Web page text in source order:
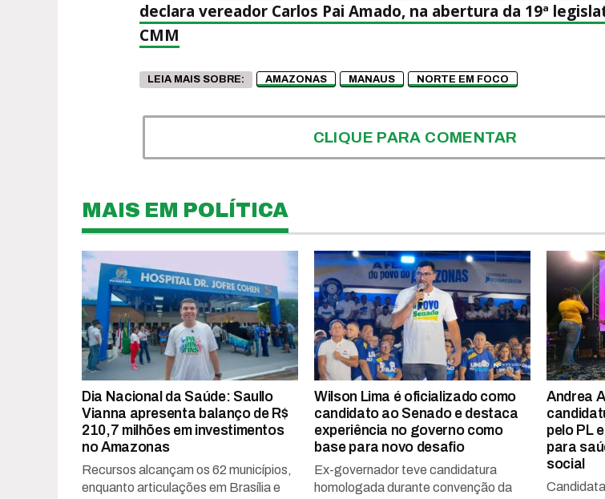
declara vereador Carlos Pai Amado, na abertura da 19ª
CMM
LEIA MAIS SOBRE: AMAZONAS MANAUS NORTE EM FOCO
CLIQUE PARA COMENTAR
MAIS EM POLÍTICA
Dia Nacional da Saúde: Saullo
Vianna apresenta balanço de R$
210,7 milhões em investimentos
no Amazonas
Recursos alcançam os 62 municípios,
enquanto articulações em Brasília e
Wilson Lima é oficializado como
candidato ao Senado e destaca
experiência no governo como
base para novo desafio
Ex-governador teve candidatura
homologada durante convenção da
Andrea
pelo PL
para
social